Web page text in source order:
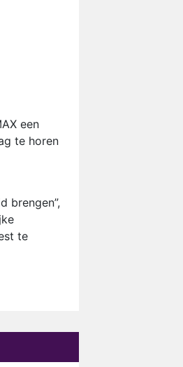
een
te horen
brengen”,
te